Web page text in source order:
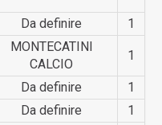
Da definire 1
MONTECATINI
CALCIO
1
Da definire
1
Da definire
1